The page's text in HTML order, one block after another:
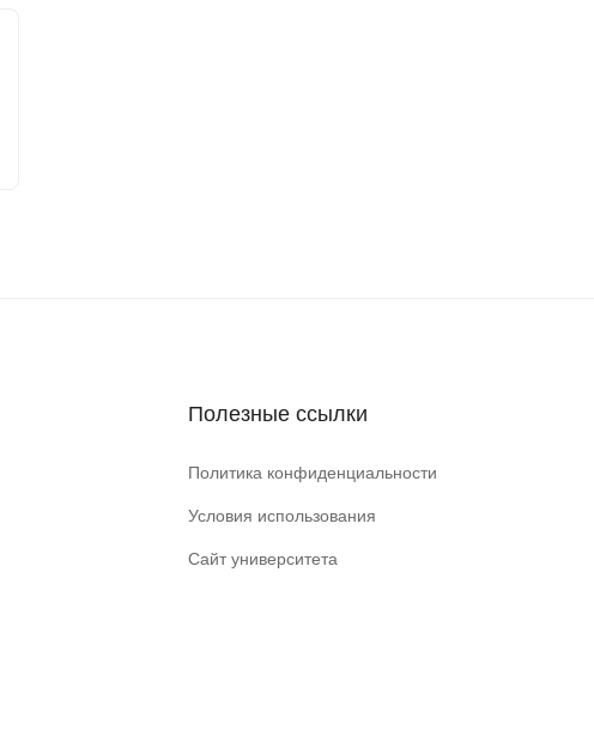
Полезные ссылки
Политика конфиденциальности
Условия использования
Сайт университета